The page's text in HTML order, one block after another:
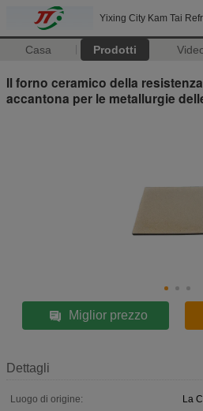
Yixing City Kam Tai
Casa Prodotti
Il forno ceramico della
accantona per le metallurgie
Miglior prezzo
Dettagli
Luogo di origine:
La